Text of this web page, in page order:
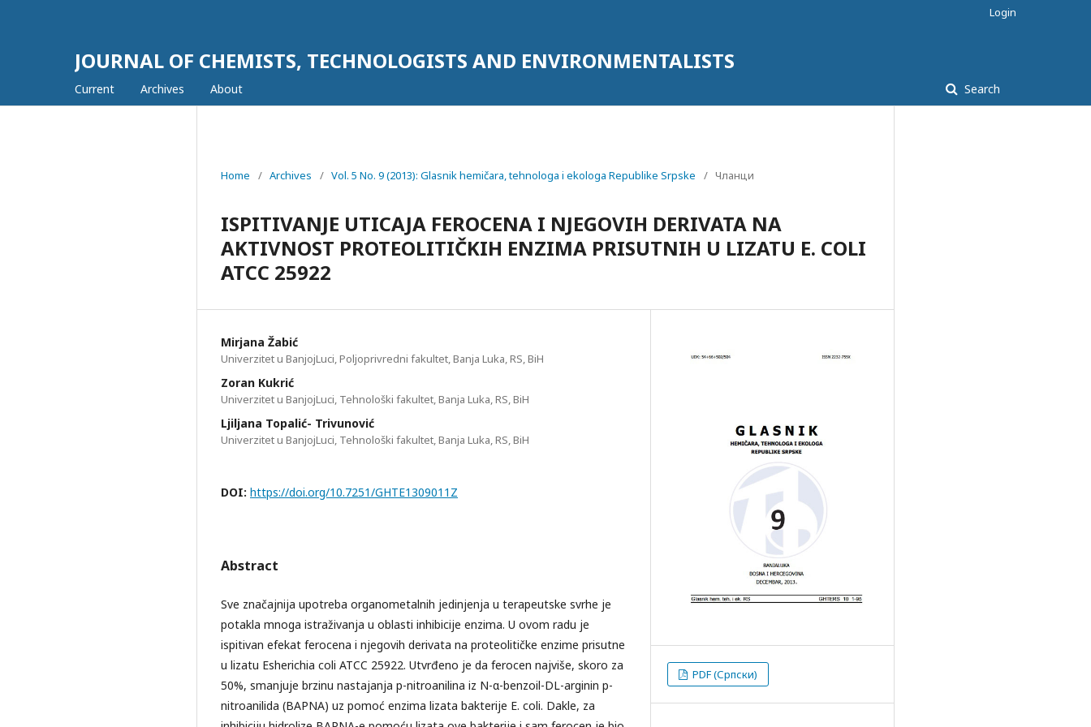
JOURNAL OF CHEMISTS, TECHNOLOGISTS AND ENVIRONMENTALISTS
Current Archives About Search
Login
Home / Archives / Vol. 5 No. 9 (2013): Glasnik hemičara, tehnologa i ekologa Republike Srpske / Чланци
ISPITIVANJE UTICAJA FEROCENA I NJEGOVIH DERIVATA NA
AKTIVNOST PROTEOLITIČKIH ENZIMA PRISUTNIH U LIZATU E. COLI
ATCC 25922
Mirjana Žabić
Univerzitet u BanjojLuci, Poljoprivredni fakultet, Banja Luka, RS, BiH
Zoran Kukrić
Univerzitet u BanjojLuci, Tehnološki fakultet, Banja Luka, RS, BiH
Ljiljana Topalić- Trivunović
Univerzitet u BanjojLuci, Tehnološki fakultet, Banja Luka, RS, BiH
DOI: https://doi.org/10.7251/GHTE1309011Z
Abstract
Sve značajnija upotreba organometalnih jedinjenja u terapeutske svrhe je
potakla mnoga istraživanja u oblasti inhibicije enzima. U ovom radu je
ispitivan efekat ferocena i njegovih derivata na proteolitičke enzime prisutne
u lizatu Esherichia coli ATCC 25922. Utvrđeno je da ferocen najviše, skoro za
50%, smanjuje brzinu nastajanja p-nitroanilina iz N-α-benzoil-DL-arginin p-
nitroanilida (BAPNA) uz pomoć enzima lizata bakterije E. coli. Dakle, za
PDF (Српски)